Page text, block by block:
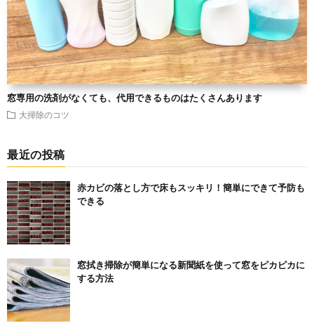
窓専用の洗剤がなくても、代用できるものはたくさんあります
大掃除のコツ
最近の投稿
赤カビの落とし方で床もスッキリ！簡単にできて予防も
できる
窓拭き掃除が簡単になる新聞紙を使って窓をピカピカに
する方法